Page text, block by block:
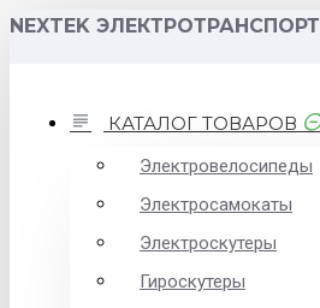
NEXTEK ЭЛЕКТРОТРАНСПОРТ
КАТАЛОГ ТОВАРОВ
Электровелосипеды
Электросамокаты
Электроскутеры
Гироскутеры